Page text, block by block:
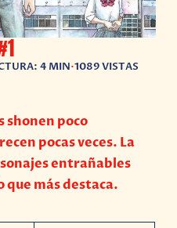
4 MIN•1089 VISTAS
shonen poco
pocas veces. La
entrañables
que más destaca.